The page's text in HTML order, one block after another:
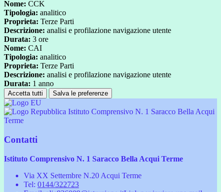
Nome: CCK
Tipologia: analitico
Proprieta: Terze Parti
Descrizione: analisi e profilazione navigazione utente
Durata: 3 ore
Nome: CAI
Tipologia: analitico
Proprieta: Terze Parti
Descrizione: analisi e profilazione navigazione utente
Durata: 1 anno
Accetta tutti Salva le preferenze
Istituto Comprensivo N. 1 Saracco Bella Acqui
Terme
Contatti
Istituto Comprensivo N. 1 Saracco Bella Acqui Terme
Via XX Settembre N.20 Acqui Terme
Tel: 0144/322723